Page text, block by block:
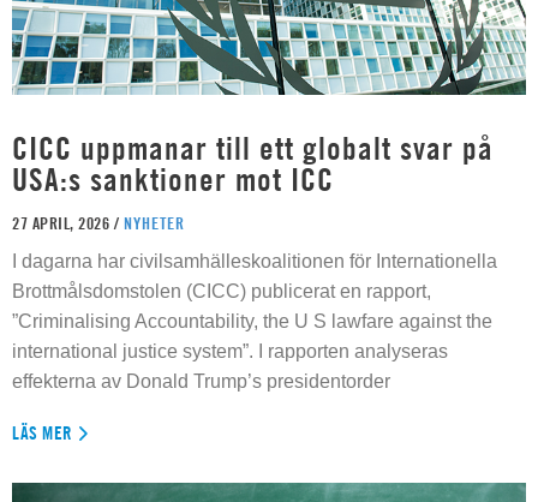
CICC uppmanar till ett globalt svar på
USA:s sanktioner mot ICC
27 APRIL, 2026 / NYHETER
I dagarna har civilsamhälleskoalitionen för Internationella
Brottmålsdomstolen (CICC) publicerat en rapport,
”Criminalising Accountability, the U S lawfare against the
international justice system”. I rapporten analyseras
effekterna av Donald Trump’s presidentorder
LÄS MER